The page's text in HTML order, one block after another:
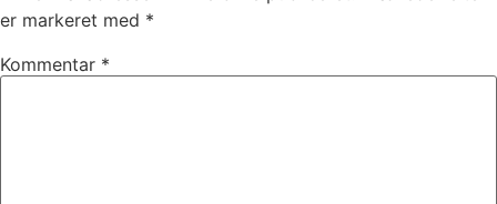
er markeret med *
Kommentar *